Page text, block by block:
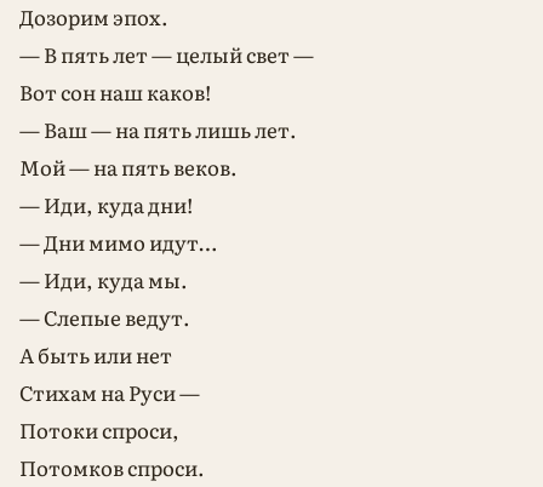
Дозорим эпох.
— В пять лет — целый свет —
Вот сон наш каков!
— Ваш — на пять лишь лет.
Мой — на пять веков.
— Иди, куда дни!
— Дни мимо идут…
— Иди, куда мы.
— Слепые ведут.
А быть или нет
Стихам на Руси —
Потоки спроси,
Потомков спроси.